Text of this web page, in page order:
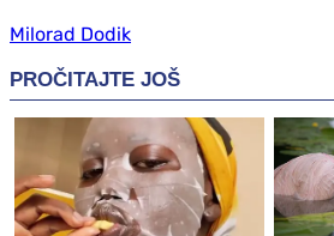
Milorad Dodik